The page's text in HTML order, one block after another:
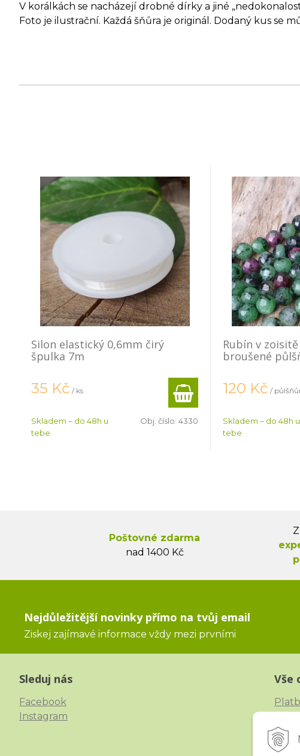
V korálkách se nacházejí drobné dírky a jiné
Foto je ilustrační. Každá šňůra je originál. Dodaný kus se
Silon elastický 0,6mm čirý
špulka 7m
35 Kč / ks
Skladem – do 48h u
tebe
Obj. číslo: 4330
Rubín v
broušené
120 Kč /
Skladem – do 48h u
tebe
Poštovné zdarma
nad 1400 Kč
Nejdůležitější novinky přímo na tvůj email
Ziskej zajímavé informace vždy mezi prvními
Sleduj nás
Facebook
Instagram
Vše